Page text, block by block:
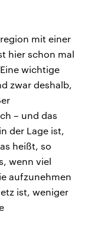
mit einer
hier schon mal
wichtige
zwar deshalb,
– und das
der Lage ist,
heißt, so
wenn viel
aufzunehmen
ist, weniger